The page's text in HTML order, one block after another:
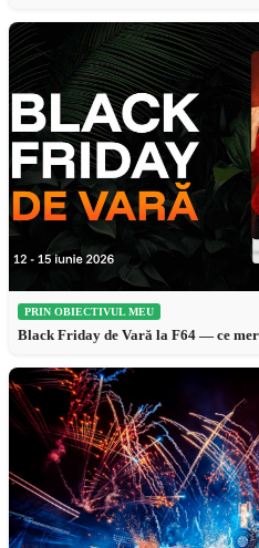
PRIN OBIECTIVUL MEU
Black Friday de Vară la F64 — ce